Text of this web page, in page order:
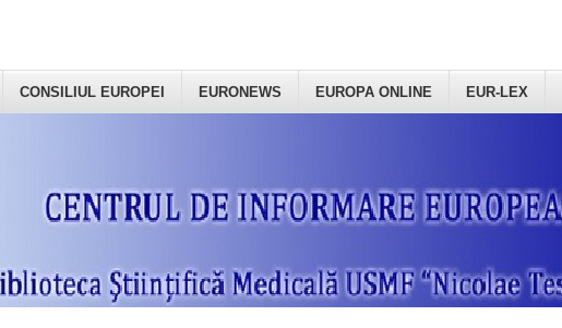
CONSILIUL EUROPEI EURONEWS EUROPA ONLINE EUR-LEX